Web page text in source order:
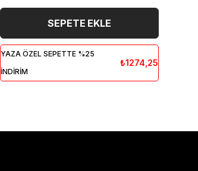
SEPETE EKLE
YAZA ÖZEL SEPETTE %25
İNDİRİM
₺1274,25